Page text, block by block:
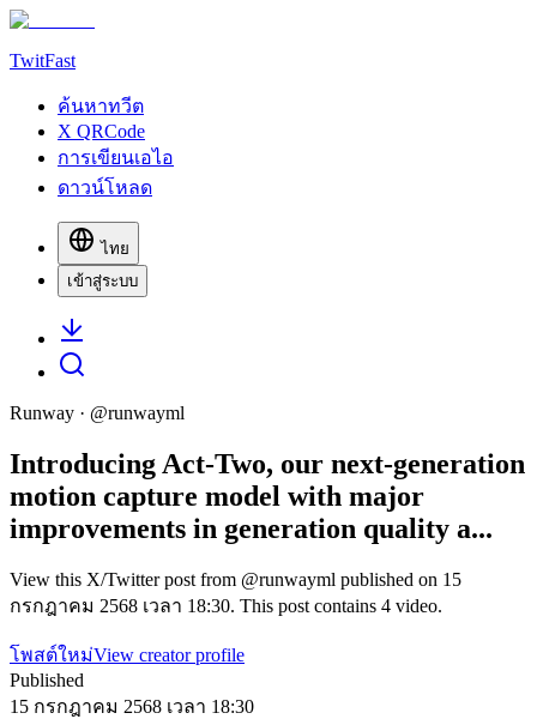
TwitFast
ค้นหาทวีต
X QRCode
การเขียนเอไอ
ดาวน์โหลด
ไทย
เข้าสู่ระบบ
Runway · @runwayml
Introducing Act-Two, our next-generation
motion capture model with major
improvements in generation quality a...
View this X/Twitter post from @runwayml published on 15
กรกฎาคม 2568 เวลา 18:30. This post contains 4 video.
โพสต์ใหม่View creator profile
Published
15 กรกฎาคม 2568 เวลา 18:30